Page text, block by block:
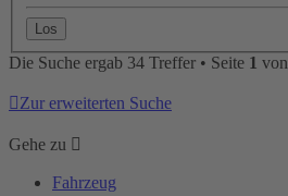
Die Suche ergab 34 Treffer • Seite 1 von
Zur erweiterten Suche
Gehe zu
Fahrzeug